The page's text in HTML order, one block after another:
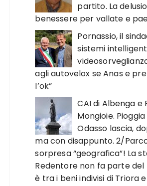
partito. La
benessere per vallate e
Pornassio, il
sistemi
agli autovelox se Anas e
l’ok”
CAI di Albenga e
Mongioie.
Odasso lascia,
ma con disappunto. 2/
sorpresa “geografica”! La
Redentore non fa parte
è tra i beni indivisi di Triora